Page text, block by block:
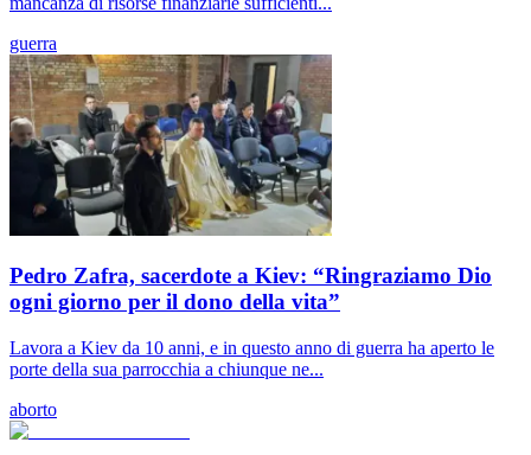
guerra
Pedro Zafra, sacerdote a Kiev: “Ringraziamo Dio
ogni giorno per il dono della vita”
Lavora a Kiev da 10 anni, e in questo anno di guerra ha aperto le
porte della sua parrocchia a chiunque ne...
aborto